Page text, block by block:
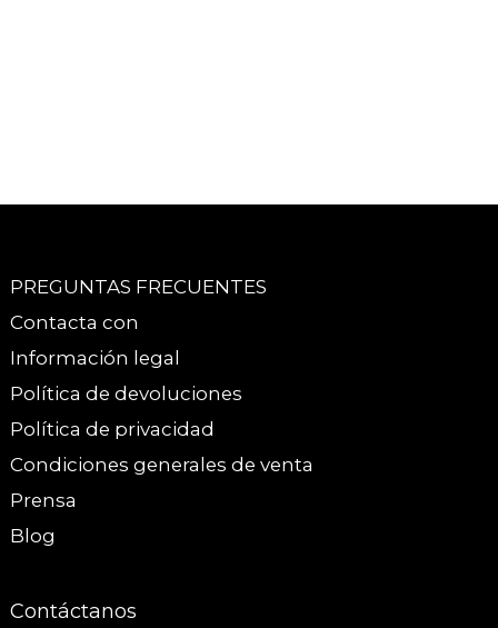
PREGUNTAS FRECUENTES
Contacta con
Información legal
Política de devoluciones
Política de privacidad
Condiciones generales de venta
Prensa
Blog
Contáctanos